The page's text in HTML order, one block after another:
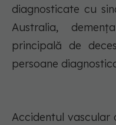
diagnosticate cu
Australia,
principală de
persoane
Accidentul vascular